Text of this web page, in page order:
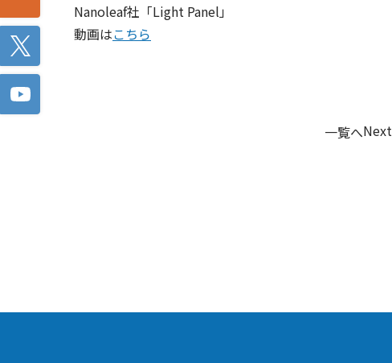
Nanoleaf社「Light Panel」
動画はこちら
一覧へNext
Twitter